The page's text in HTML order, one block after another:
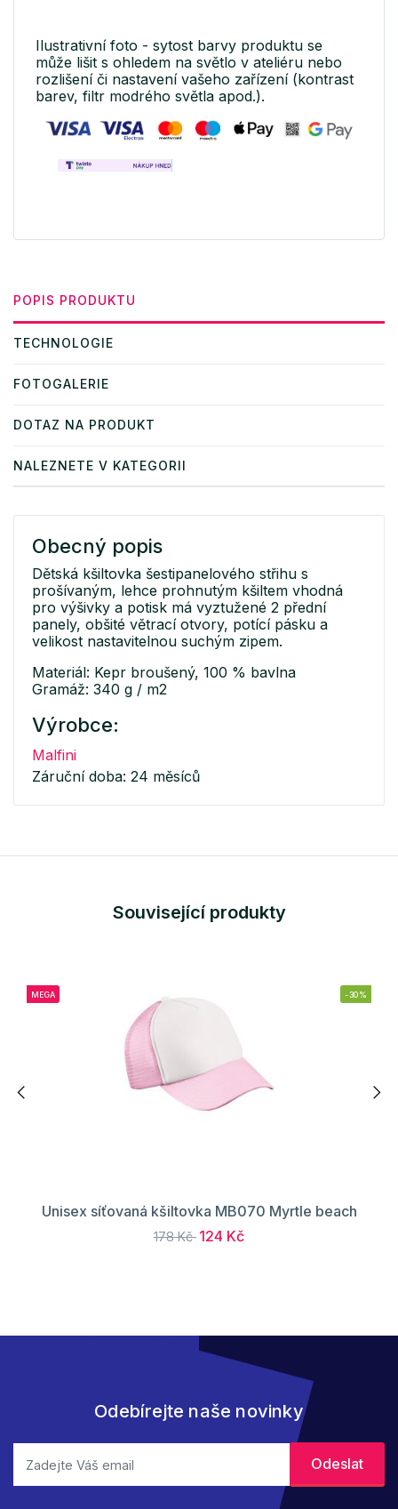
Ilustrativní foto - sytost barvy produktu se
může lišit s ohledem na světlo v ateliéru nebo
rozlišení či nastavení vašeho zařízení (kontrast
barev, filtr modrého světla apod.).
POPIS PRODUKTU
TECHNOLOGIE
FOTOGALERIE
DOTAZ NA PRODUKT
NALEZNETE V KATEGORII
Obecný popis
Dětská kšiltovka šestipanelového střihu s
prošívaným, lehce prohnutým kšiltem vhodná
pro výšivky a potisk má vyztužené 2 přední
panely, obšité větrací otvory, potící pásku a
velikost nastavitelnou suchým zipem.
Materiál: Kepr broušený, 100 % bavlna
Gramáž: 340 g / m2
Výrobce:
Malfini
Záruční doba: 24 měsíců
Související produkty
MEGA -30%
Unisex síťovaná kšiltovka MB070 Myrtle beach
178 Kč 124 Kč
Odebírejte naše novinky